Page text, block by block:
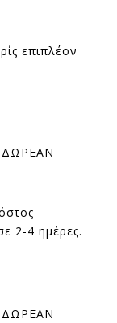
επιπλέον
ΔΩΡΕΑΝ
2-4 ημέρες.
ΔΩΡΕΑΝ